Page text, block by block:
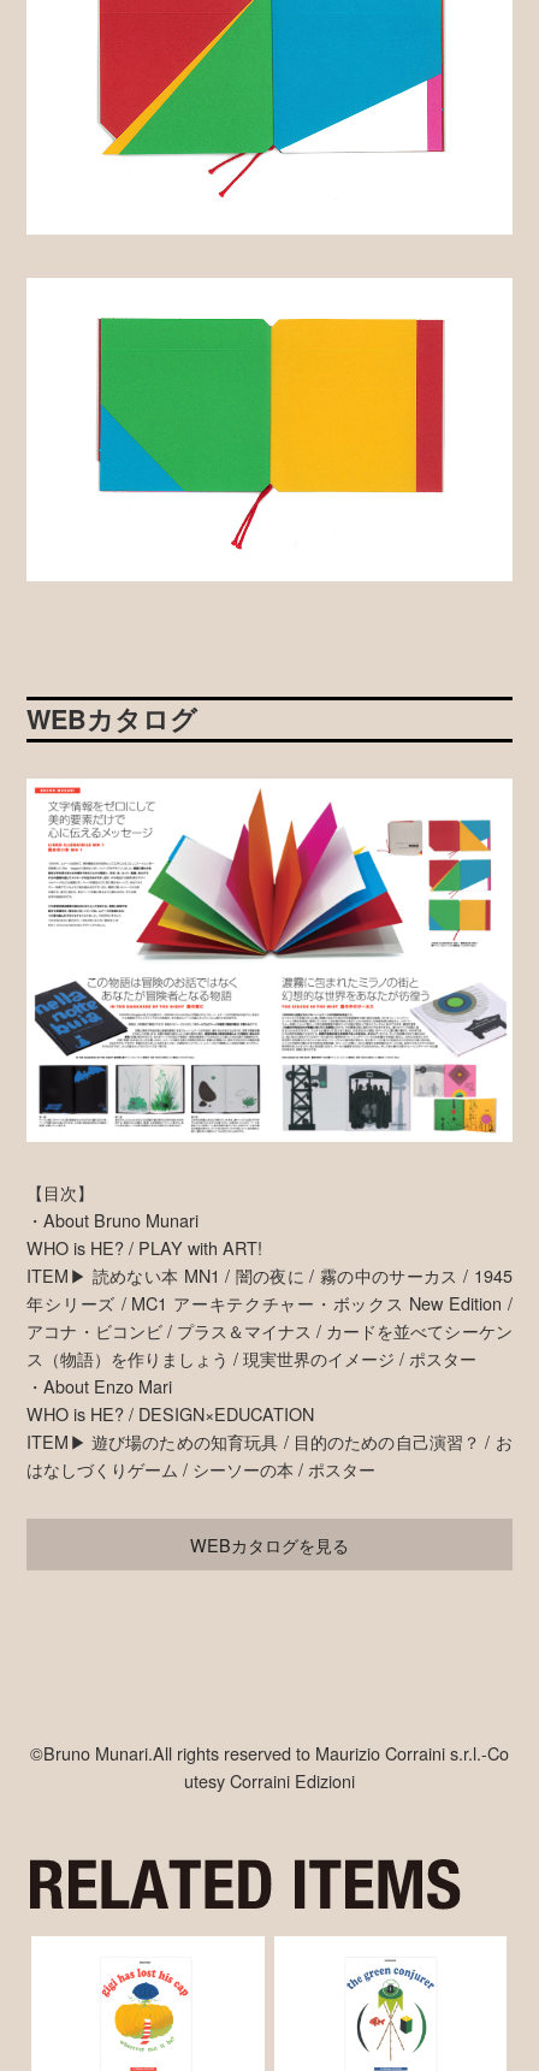
WEBカタログ
【目次】
・About Bruno Munari
WHO is HE? / PLAY with ART!
ITEM▶ 読めない本 MN1 / 闇の夜に / 霧の中のサーカス / 1945
年シリーズ / MC1 アーキテクチャー・ボックス New Edition /
アコナ・ビコンビ / プラス＆マイナス / カードを並べてシーケン
ス（物語）を作りましょう / 現実世界のイメージ / ポスター
・About Enzo Mari
WHO is HE? / DESIGN×EDUCATION
ITEM▶ 遊び場のための知育玩具 / 目的のための自己演習？ / お
はなしづくりゲーム / シーソーの本 / ポスター
WEBカタログを見る
©Bruno Munari.All rights reserved to Maurizio Corraini s.r.l.-Co
utesy Corraini Edizioni